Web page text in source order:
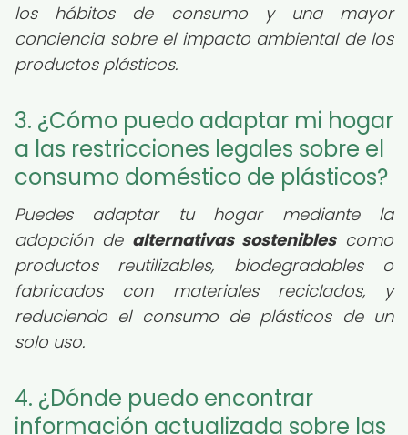
los hábitos de consumo y una mayor
conciencia sobre el impacto ambiental de los
productos plásticos.
3. ¿Cómo puedo adaptar mi hogar
a las restricciones legales sobre el
consumo doméstico de plásticos?
Puedes adaptar tu hogar mediante la
adopción de alternativas sosteniblescomo
productos reutilizables, biodegradables o
fabricados con materiales reciclados, y
reduciendo el consumo de plásticos de un
solo uso.
4. ¿Dónde puedo encontrar
información actualizada sobre las